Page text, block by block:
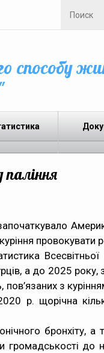
способу
паління
провокувати
Всесвітньої
а до 2025 року,
з
р. щорічна
бронхіту, а
до